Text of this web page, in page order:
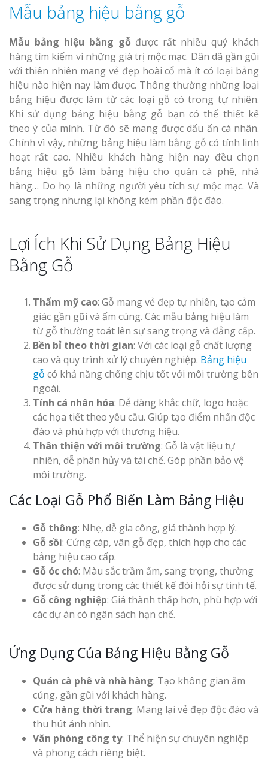
Mẫu bảng hiệu bằng gỗ
Mẫu bảng hiệu bằng gỗ được rất nhiều quý khách
hàng tìm kiếm vì những giá trị mộc mạc. Dân dã gần gũi
với thiên nhiên mang vẻ đẹp hoài cổ mà ít có loại bảng
hiệu nào hiện nay làm được. Thông thường những loại
bảng hiệu được làm từ các loại gỗ có trong tự nhiên.
Khi sử dụng bảng hiệu bằng gỗ bạn có thể thiết kế
theo ý của mình. Từ đó sẽ mang được dấu ấn cá nhân.
Chính vì vậy, những bảng hiệu làm bằng gỗ có tính linh
hoạt rất cao. Nhiều khách hàng hiện nay đều chọn
bảng hiệu gỗ làm bảng hiệu cho quán cà phê, nhà
hàng… Do họ là những người yêu tích sự mộc mạc. Và
sang trọng nhưng lại không kém phần độc đáo.
Lợi Ích Khi Sử Dụng Bảng Hiệu
Bằng Gỗ
Thẩm mỹ cao: Gỗ mang vẻ đẹp tự nhiên, tạo cảm
giác gần gũi và ấm cúng. Các mẫu bảng hiệu làm
từ gỗ thường toát lên sự sang trọng và đẳng cấp.
Bền bỉ theo thời gian: Với các loại gỗ chất lượng
cao và quy trình xử lý chuyên nghiệp. Bảng hiệu
gỗ có khả năng chống chịu tốt với môi trường bên
ngoài.
Tính cá nhân hóa: Dễ dàng khắc chữ, logo hoặc
các họa tiết theo yêu cầu. Giúp tạo điểm nhấn độc
đáo và phù hợp với thương hiệu.
Thân thiện với môi trường: Gỗ là vật liệu tự
nhiên, dễ phân hủy và tái chế. Góp phần bảo vệ
môi trường.
Các Loại Gỗ Phổ Biến Làm Bảng Hiệu
Gỗ thông: Nhẹ, dễ gia công, giá thành hợp lý.
Gỗ sồi: Cứng cáp, vân gỗ đẹp, thích hợp cho các
bảng hiệu cao cấp.
Gỗ óc chó: Màu sắc trầm ấm, sang trọng, thường
được sử dụng trong các thiết kế đòi hỏi sự tinh tế.
Gỗ công nghiệp: Giá thành thấp hơn, phù hợp với
các dự án có ngân sách hạn chế.
Ứng Dụng Của Bảng Hiệu Bằng Gỗ
Quán cà phê và nhà hàng: Tạo không gian ấm
cúng, gần gũi với khách hàng.
Cửa hàng thời trang: Mang lại vẻ đẹp độc đáo và
thu hút ánh nhìn.
Văn phòng công ty: Thể hiện sự chuyên nghiệp
và phong cách riêng biệt.